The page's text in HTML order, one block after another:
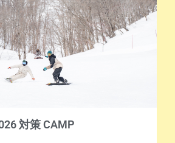
対策 CAMP